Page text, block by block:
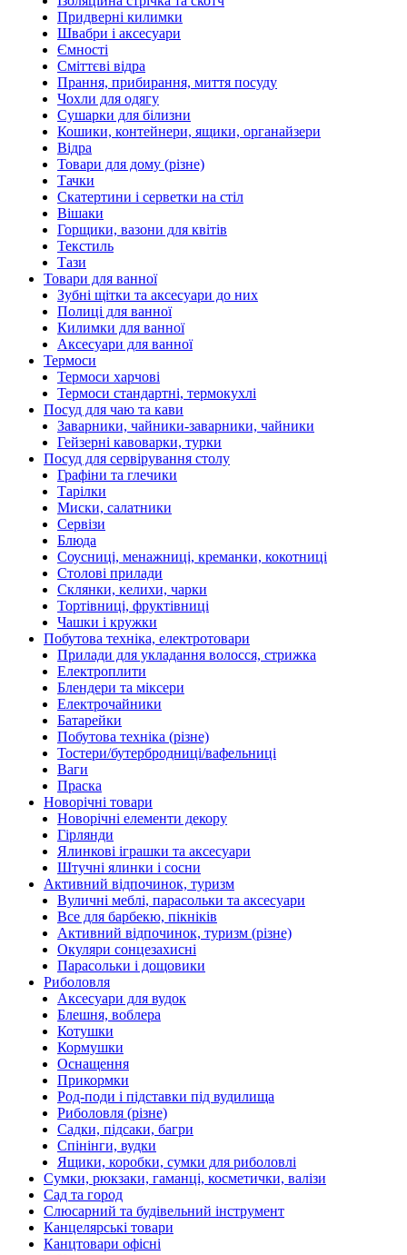
Придверні килимки
Швабри і аксесуари
Ємності
Сміттєві відра
Прання, прибирання, миття посуду
Чохли для одягу
Сушарки для білизни
Кошики, контейнери, ящики, органайзери
Відра
Товари для дому (різне)
Тачки
Скатертини і серветки на стіл
Вішаки
Горщики, вазони для квітів
Текстиль
Тази
Товари для ванної
Зубні щітки та аксесуари до них
Полиці для ванної
Килимки для ванної
Аксесуари для ванної
Термоси
Термоси харчові
Термоси стандартні, термокухлі
Посуд для чаю та кави
Заварники, чайники-заварники, чайники
Гейзерні кавоварки, турки
Посуд для сервірування столу
Графіни та глечики
Тарілки
Миски, салатники
Сервізи
Блюда
Соусниці, менажниці, креманки, кокотниці
Столові прилади
Склянки, келихи, чарки
Тортівниці, фруктівниці
Чашки і кружки
Побутова техніка, електротовари
Прилади для укладання волосся, стрижка
Електроплити
Блендери та міксери
Електрочайники
Батарейки
Побутова техніка (різне)
Тостери/бутербродниці/вафельниці
Ваги
Праска
Новорічні товари
Новорічні елементи декору
Гірлянди
Ялинкові іграшки та аксесуари
Штучні ялинки і сосни
Активний відпочинок, туризм
Вуличні меблі, парасольки та аксесуари
Все для барбекю, пікніків
Активний відпочинок, туризм (різне)
Окуляри сонцезахисні
Парасольки і дощовики
Риболовля
Аксесуари для вудок
Блешня, воблера
Котушки
Кормушки
Оснащення
Прикормки
Род-поди і підставки під вудилища
Риболовля (різне)
Садки, підсаки, багри
Спінінги, вудки
Ящики, коробки, сумки для риболовлі
Сумки, рюкзаки, гаманці, косметички, валізи
Сад та город
Слюсарний та будівельний інструмент
Канцелярські товари
Канцтовари офісні